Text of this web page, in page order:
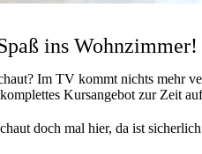
ins Wohnzimmer!
Im TV kommt nichts mehr
Kursangebot zur Zeit
doch mal hier, da ist